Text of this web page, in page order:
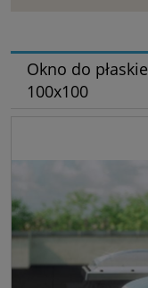
Okno do
100x100